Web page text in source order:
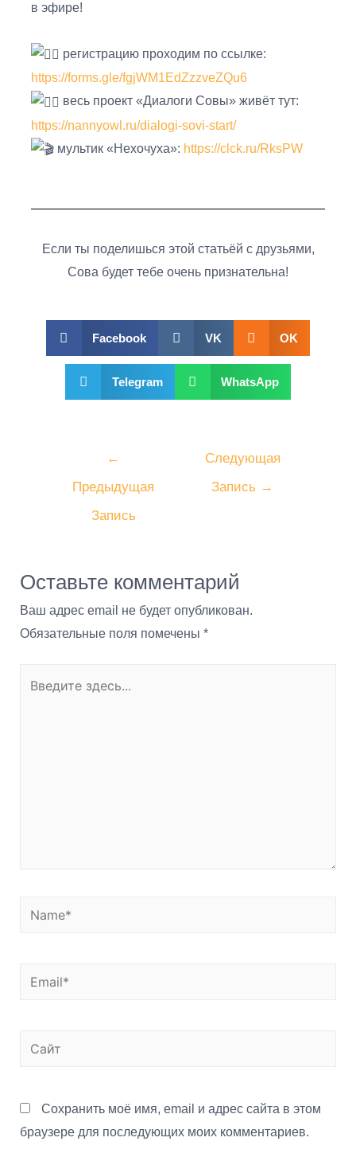
в эфире!
регистрацию проходим по ссылке:
https://forms.gle/fgjWM1EdZzzveZQu6
весь проект «Диалоги Совы» живёт тут:
https://nannyowl.ru/dialogi-sovi-start/
мультик «Нехочуха»: https://clck.ru/RksPW
Если ты поделишься этой статьёй с друзьями,
Сова будет тебе очень признательна!
Facebook VK OK
Telegram WhatsApp
←
Предыдущая
Запись
Следующая
Запись →
Оставьте комментарий
Ваш адрес email не будет опубликован.
Обязательные поля помечены *
Сохранить моё имя, email и адрес сайта в этом
браузере для последующих моих комментариев.